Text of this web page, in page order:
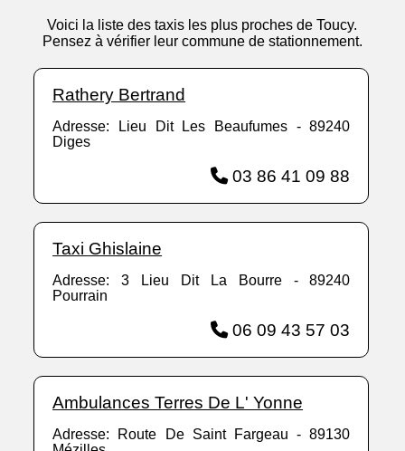
Voici la liste des taxis les plus proches de Toucy.
Pensez à vérifier leur commune de stationnement.
Rathery Bertrand
Adresse: Lieu Dit Les Beaufumes - 89240
Diges
03 86 41 09 88
Taxi Ghislaine
Adresse: 3 Lieu Dit La Bourre - 89240
Pourrain
06 09 43 57 03
Ambulances Terres De L' Yonne
Adresse: Route De Saint Fargeau - 89130